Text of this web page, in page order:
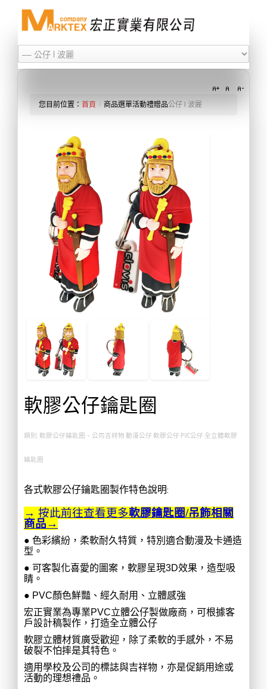
您目前位置：首頁 / 商品選單活動禮贈品公仔 l 波麗
軟膠公仔鑰匙圈
類別: 軟膠公仔鑰匙圈、公司吉祥物 動漫公仔 軟膠公仔 PVC公仔 全立體軟膠
鑰匙圈
各式軟膠公仔鑰匙圈製作特色說明:
→ 按此前往查看更多軟膠鑰匙圈/吊飾相關
商品→
● 色彩繽紛，柔軟耐久特質，特別適合動漫及卡通造
型。
● 可客製化喜愛的圖案，軟膠呈現3D效果，造型吸
睛。
● PVC顏色鮮豔、經久耐用、立體感強
宏正實業為專業PVC立體公仔製做廠商，可根據客
戶設計稿製作，打造全立體公仔
軟膠立體材質廣受歡迎，除了柔軟的手感外，不易
破裂不怕摔是其特色。
適用學校及公司的標誌與吉祥物，亦是促銷用途或
活動的理想禮品。